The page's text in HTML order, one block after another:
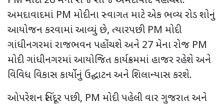
અમદાવાદમાં PM મોદીના સ્વાગત માટે એક ભવ્ય રોડ શોનું
આયોજન કરવામાં આવ્યું છે, ત્યારપછી PM મોદી
ગાંધીનગરમાં રાજભવન પહોંચશે અને 27 મેના રોજ PM
મોદી ગાંધીનગરમાં આયોજિત કાર્યક્રમમાં હાજર રહેશે અને
વિવિધ વિકાસ કાર્યોનું ઉદ્ઘાટન અને શિલાન્યાસ કરશે.
ઓપરેશન સિંદૂર પછી, PM મોદી પહેલી વાર ગુજરાત અને